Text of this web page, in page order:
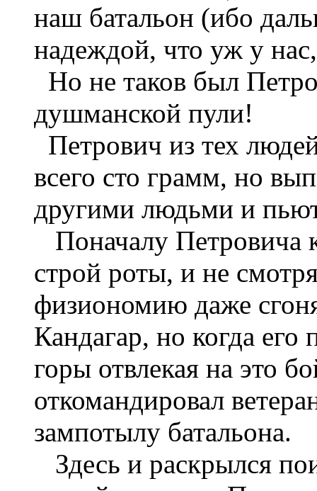
наш батальон (ибо
надеждой, что уж у
Но не таков был
душманской пули!
Петрович из тех
всего сто грамм, но
другими людьми и
Поначалу Петровича
строй роты, и не
физиономию даже
Кандагар, но когда его
горы отвлекая на это
откомандировал
зампотылу батальона.
Здесь и раскрылся